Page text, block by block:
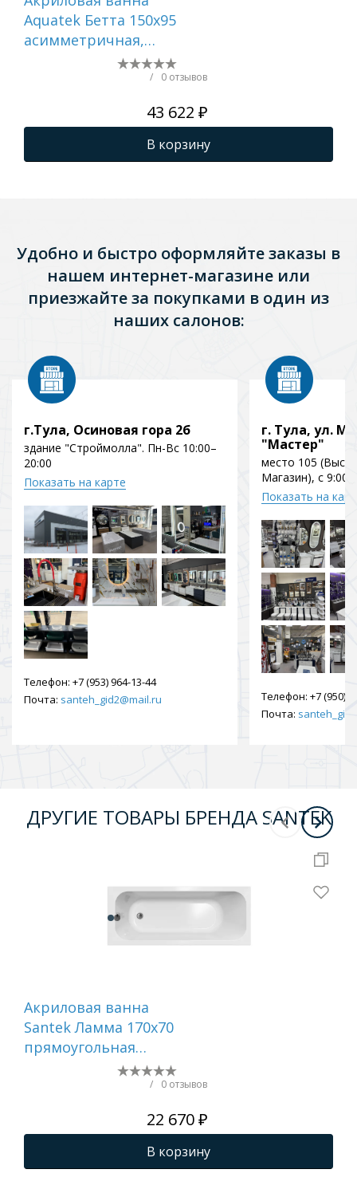
Aquatek Бетта 150x95
асимметричная,
Правосторонняя, с
каркасом и экраном,
/ 0 отзывов
43 622 ₽
В корзину
Удобно и быстро оформляйте заказы в
нашем интернет-магазине или
приезжайте за покупками в один из
наших салонов:
г.Тула, Осиновая гора 2б
здание "Строймолла". Пн-Вс 10:00–
20:00
Показать на карте
Телефон: +7 (953) 964-13-44
Почта: santeh_gid2@mail.ru
г. Тула, ул.
"Мастер"
место 105
Магазин), с 9:00
Показать на
Телефон: +7 (950)
Почта:
ДРУГИЕ ТОВАРЫ БРЕНДА SANTEK
Акриловая ванна
Santek Ламма 170х70
прямоугольная
/ 0 отзывов
22 670 ₽
В корзину